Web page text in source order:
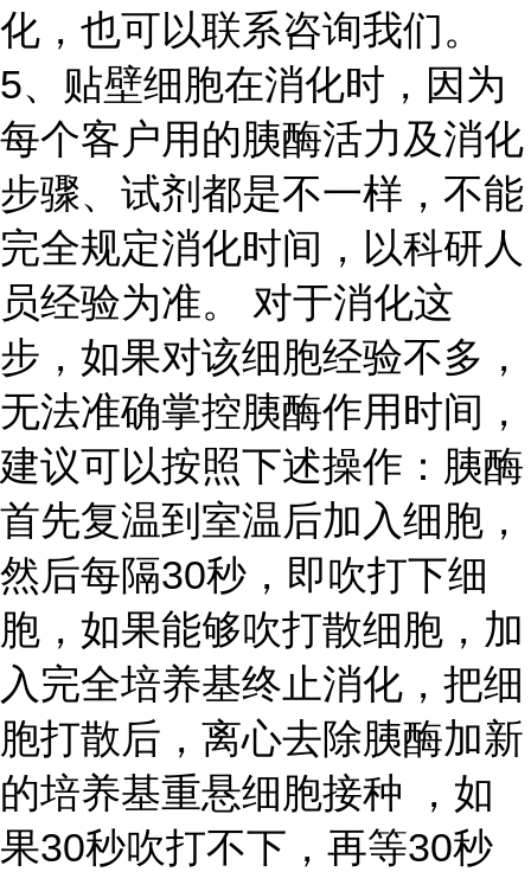
化，也可以联系咨询我们。
5、贴壁细胞在消化时，因为
每个客户用的胰酶活力及消化
步骤、试剂都是不一样，不能
完全规定消化时间，以科研人
员经验为准。 对于消化这
步，如果对该细胞经验不多，
无法准确掌控胰酶作用时间，
建议可以按照下述操作：胰酶
首先复温到室温后加入细胞，
然后每隔30秒，即吹打下细
胞，如果能够吹打散细胞，加
入完全培养基终止消化，把细
胞打散后，离心去除胰酶加新
的培养基重悬细胞接种 ，如
果30秒吹打不下，再等30秒